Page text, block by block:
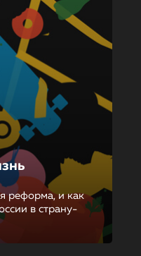
реформа, и как
в страну-